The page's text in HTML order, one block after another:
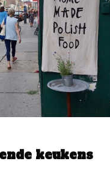
keukens